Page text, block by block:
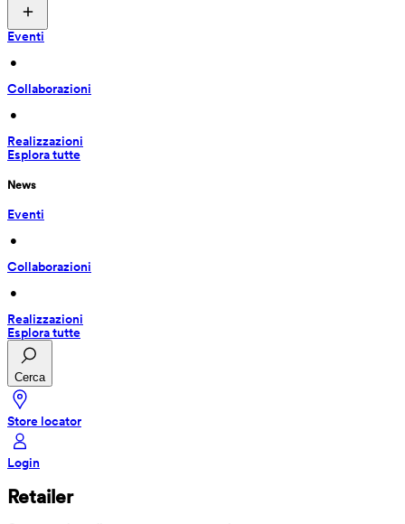
Eventi
•
Collaborazioni
•
Realizzazioni
Esplora tutte
News
Eventi
•
Collaborazioni
•
Realizzazioni
Esplora tutte
Cerca
Store locator
Login
Retailer